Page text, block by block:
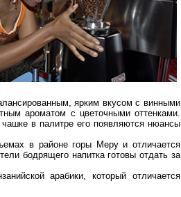
ярким вкусом с винными
ароматом с цветочными оттенками.
в палитре его появляются нюансы
в районе горы Меру и отличается
бодрящего напитка готовы отдать за
арабики, который отличается